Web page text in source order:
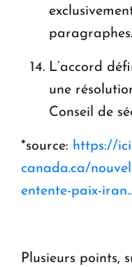
paragraphes.
L’accord
une
Conseil de
*source: https://
canada.ca/
entente-paix-
Plusieurs points,